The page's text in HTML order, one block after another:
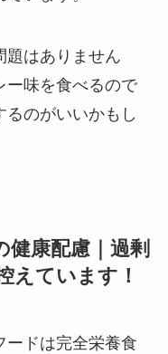
題はありません
ー味を食べるので
のがいいかもし
康配慮｜過剰
えています！
ードは完全栄養食